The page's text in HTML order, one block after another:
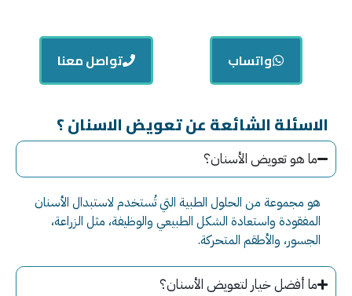
تواصل معنا واتساب
الاسئلة الشائعة عن تعويض الاسنان ؟
ما هو تعويض الأسنان؟
هو مجموعة من الحلول الطبية التي تُستخدم لاستبدال الأسنان
المفقودة واستعادة الشكل الطبيعي والوظيفة، مثل الزراعة،
الجسور، والأطقم المتحركة.
ما أفضل خيار لتعويض الأسنان؟